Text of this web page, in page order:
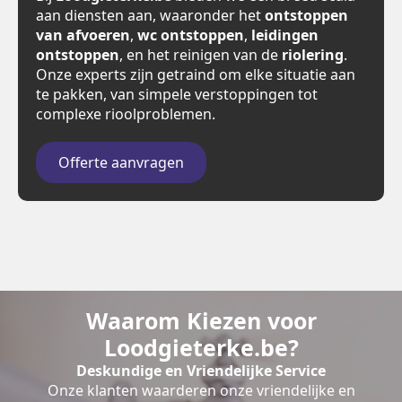
aan diensten aan, waaronder hetontstoppen
van afvoeren, wc ontstoppen, leidingen
ontstoppen, en het reinigen van de riolering.
Onze experts zijn getraind om elke situatie aan
te pakken, van simpele verstoppingen tot
complexe rioolproblemen.
Offerte aanvragen
Waarom Kiezen voor
Loodgieterke.be?
Deskundige en Vriendelijke Service
Onze klanten waarderen onze vriendelijke en